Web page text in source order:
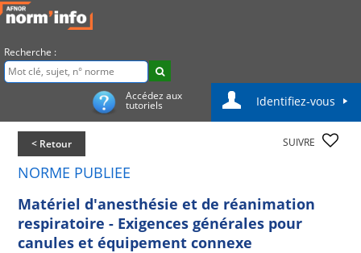
Recherche :
Accédez aux
tutoriels Identifiez-vous
< Retour SUIVRE
NORME PUBLIEE
Matériel d'anesthésie et de réanimation
respiratoire - Exigences générales pour
canules et équipement connexe